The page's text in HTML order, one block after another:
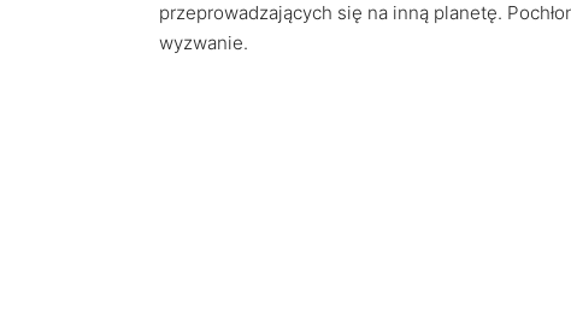
przeprowadzających się na inną planetę.
wyzwanie.